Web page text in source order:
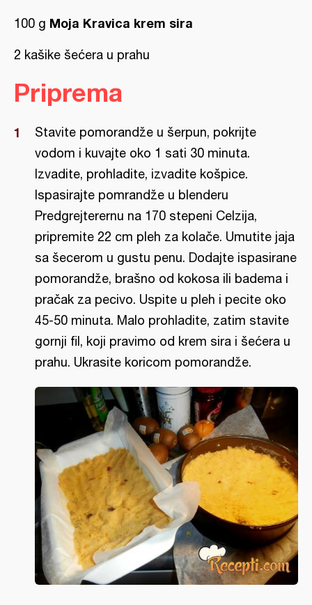
100 g Moja Kravica krem sira
2 kašike šećera u prahu
Priprema
Stavite pomorandže u šerpun, pokrijte
vodom i kuvajte oko 1 sati 30 minuta.
Izvadite, prohladite, izvadite košpice.
Ispasirajte pomrandže u blenderu
Predgrejterernu na 170 stepeni Celzija,
pripremite 22 cm pleh za kolače. Umutite jaja
sa šecerom u gustu penu. Dodajte ispasirane
pomorandže, brašno od kokosa ili badema i
pračak za pecivo. Uspite u pleh i pecite oko
45-50 minuta. Malo prohladite, zatim stavite
gornji fil, koji pravimo od krem sira i šećera u
prahu. Ukrasite koricom pomorandže.